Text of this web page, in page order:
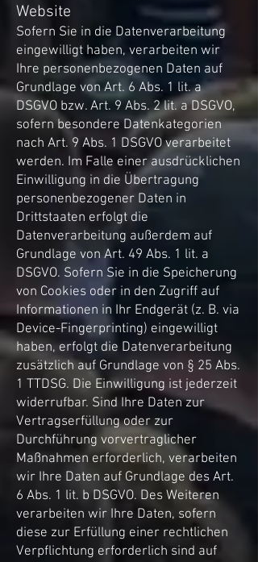
Website
Sofern Sie in die Datenverarbeitung
eingewilligt haben, verarbeiten wir
Ihre personenbezogenen Daten auf
Grundlage von Art. 6 Abs. 1 lit. a
DSGVO bzw. Art. 9 Abs. 2 lit. a DSGVO,
sofern besondere Datenkategorien
nach Art. 9 Abs. 1 DSGVO verarbeitet
werden. Im Falle einer ausdrücklichen
Einwilligung in die Übertragung
personenbezogener Daten in
Drittstaaten erfolgt die
Datenverarbeitung außerdem auf
Grundlage von Art. 49 Abs. 1 lit. a
DSGVO. Sofern Sie in die Speicherung
von Cookies oder in den Zugriff auf
Informationen in Ihr Endgerät (z. B. via
Device-Fingerprinting) eingewilligt
haben, erfolgt die Datenverarbeitung
zusätzlich auf Grundlage von § 25 Abs.
1 TTDSG. Die Einwilligung ist jederzeit
widerrufbar. Sind Ihre Daten zur
Vertragserfüllung oder zur
Durchführung vorvertraglicher
Maßnahmen erforderlich, verarbeiten
wir Ihre Daten auf Grundlage des Art.
6 Abs. 1 lit. b DSGVO. Des Weiteren
verarbeiten wir Ihre Daten, sofern
diese zur Erfüllung einer rechtlichen
Verpflichtung erforderlich sind auf